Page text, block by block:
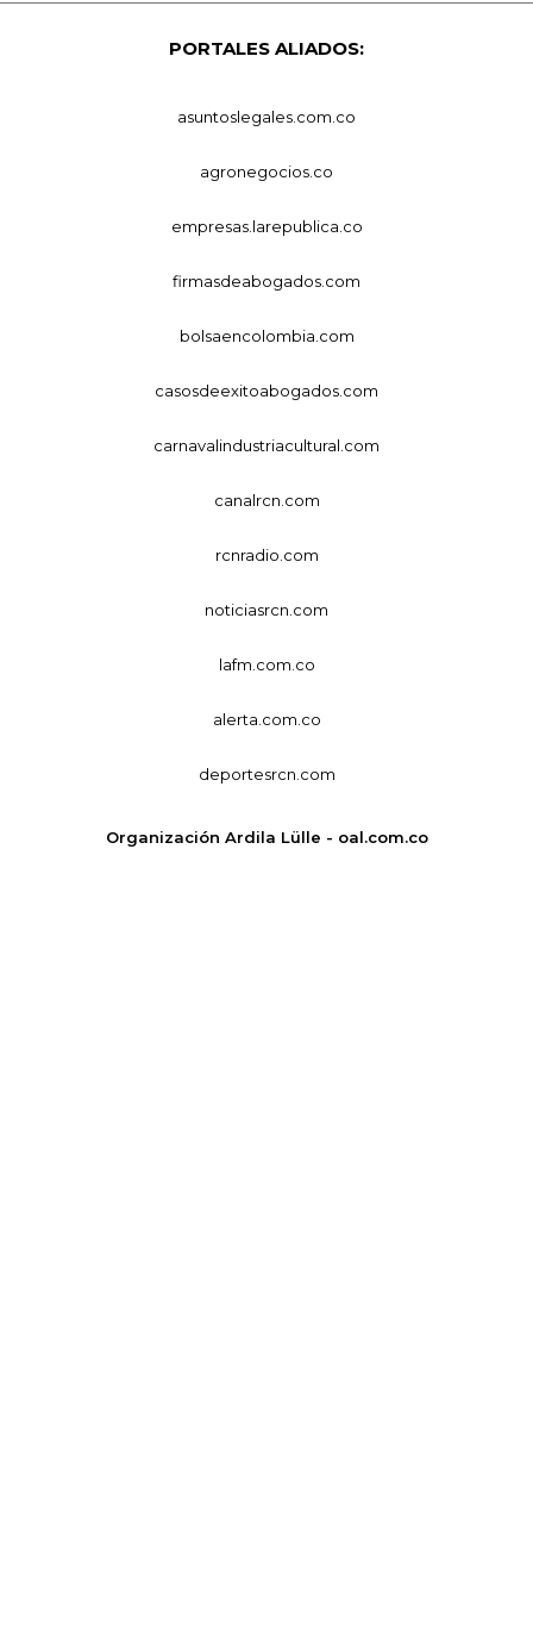
PORTALES ALIADOS:
asuntoslegales.com.co
agronegocios.co
empresas.larepublica.co
firmasdeabogados.com
bolsaencolombia.com
casosdeexitoabogados.com
carnavalindustriacultural.com
canalrcn.com
rcnradio.com
noticiasrcn.com
lafm.com.co
alerta.com.co
deportesrcn.com
Organización Ardila Lülle - oal.com.co